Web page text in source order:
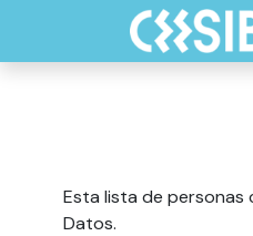
Esta lista de personas
Datos.